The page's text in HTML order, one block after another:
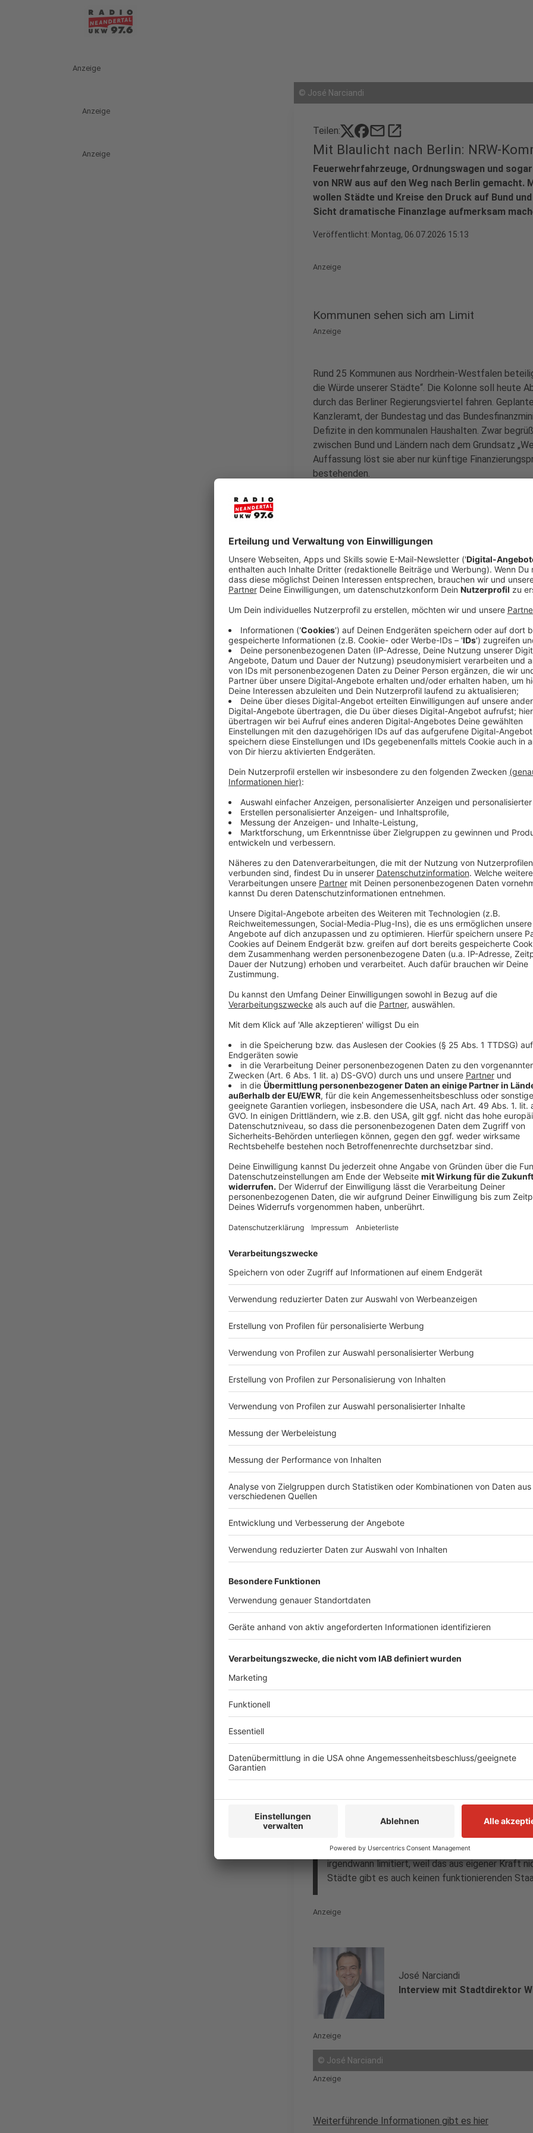
Anzeige
Anzeige
Anzeige
© José Narciandi
Teilen: mailopen_in_new
Mit Blaulicht nach Berlin: NRW-
Feuerwehrfahrzeuge, Ordnungswagen und
von NRW aus auf den Weg nach Berlin
wollen Städte und Kreise den Druck auf Bund
Sicht dramatische Finanzlage aufmerksam
Veröffentlicht: Montag, 06.07.2026 15:13
Anzeige
Kommunen sehen sich am Limit
Anzeige
Rund 25 Kommunen aus Nordrhein-Westfalen
die Würde unserer Städte“. Die Kolonne soll heute
durch das Berliner Regierungsviertel fahren.
Kanzleramt, der Bundestag und das
Defizite in den kommunalen Haushalten. Zwar
zwischen Bund und Ländern nach dem Grundsatz
Auffassung löst sie aber nur künftige
bestehenden.
Anzeige
„Die Zitrone ist mehr als ausgepresst“
Gladbecks Bürgermeisterin Bettina Weist macht
des Sparens kaum noch Handlungsspielraum haben.
„Wir sind ja seit vielen Jahren in der
Stärkungspakt, haben in der Zeit alles
sprechen wir das immer. Also die Zitrone ist
freiwilligen Leistungen gegangen – von daher ist
Im Gespräch mit dem Leiter unseres
längst nicht mehr nur um Haushaltszahlen gehe.
Bürgerinnen und Bürgern weiterhin
„Wenn es um Würde geht, geht es ja auch
bietet der eigenen Bevölkerung, den Menschen,
teilhaben können am gesellschaftlichen Leben.
dass diese Infrastruktur in einem guten Zustand
Interview mit Bettina Weist
Anzeige
José Narciandi
Interview mit
Anzeige
Bürger werden die Folgen unmittelbar spüren
Anzeige
Auch Dominik Schad, Kreisdirektor und Kämmerer
Folgen, wenn Bund und Länder nicht gegensteuern.
„Das Thema ist ja nicht neu, hat aber in den
gewonnen. Unsere zehn kreisangehörigen
im kommenden Jahr über 300 Millionen Euro
sondern aufgrund von Leistungen, die der Bund
haben.“
Die Konsequenzen würden nach seiner
Bürgern ankommen.
„Das wird zu Steuererhöhungen führen, zur
Herabsetzung des öffentlichen Service vor Ort.
saniert werden kann oder ob Gebühren erhöht
Bürger merken.“
José Narciandi
Interview Dominik Schad,
Recklinghausen
„Ohne funktionierende Städte gibt es
Für Remscheids Stadtdirektor Sven Wiertz ist die
Signal an die Bundespolitik.
„Wir fahren mit dem Fahrzeug unserer
ausmacht und wofür Kommune da ist –
dass das Leben der Menschen funktioniert.“
Nach Jahrzehnten der Haushaltskonsolidierung
ausgereizt.
„Wir haben unser Klinikum veräußert, unser
abgebaut. Wir haben alles gemacht, um aus
irgendwann limitiert, weil das aus eigener Kraft
Städte gibt es auch keinen funktionierenden
Anzeige
José Narciandi
Interview mit Stadtdirektor
Anzeige
© José Narciandi
Anzeige
Weiterführende Informationen gibt es hier